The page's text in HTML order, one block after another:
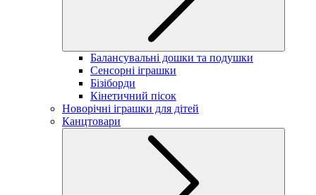
Балансувальні дошки та подушки
Сенсорні іграшки
Бізіборди
Кінетичний пісок
Новорічні іграшки для дітей
Канцтовари